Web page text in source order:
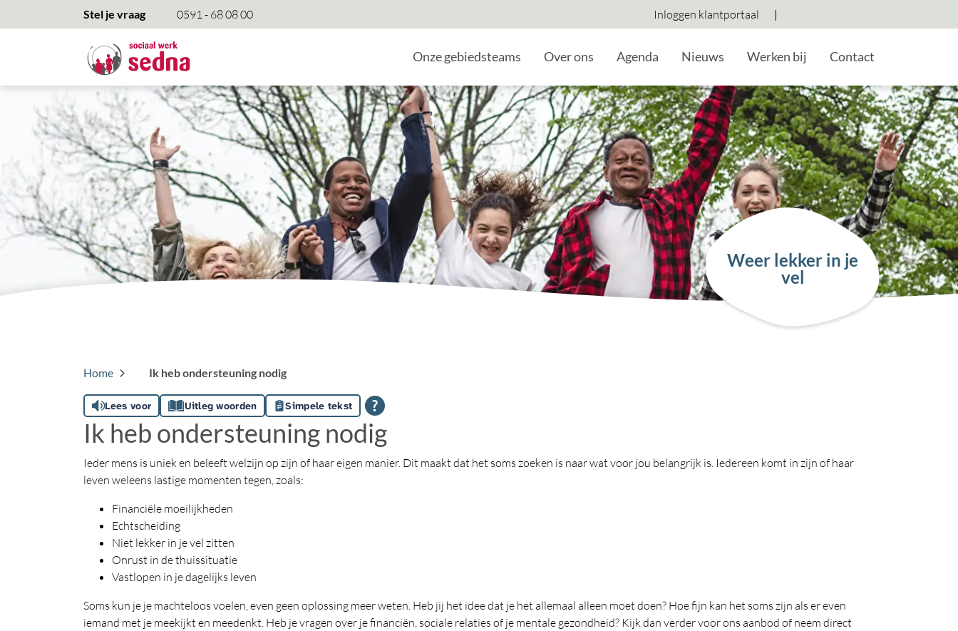
Stel je vraag 0591 - 68 08 00 Inloggen klantportaal
Hoog contrast wisselen
Lettergrootte vergroten
Lettergrootte
HomeOnze gebiedsteams Over ons Agenda Nieuws Werken bij Contact
Weer lekker in je
vel
Home Ik heb ondersteuning nodig
Lees voor Uitleg woorden Simpele tekst
Ik heb ondersteuning nodig
Ieder mens is uniek en beleeft welzijn op zijn of haar eigen manier. Dit maakt dat het soms zoeken is naar wat voor jou belangrijk is. Iedereen komt in zijn of haar
leven weleens lastige momenten tegen, zoals:
Financiële moeilijkheden
Echtscheiding
Niet lekker in je vel zitten
Onrust in de thuissituatie
Vastlopen in je dagelijks leven
Soms kun je je machteloos voelen, even geen oplossing meer weten. Heb jij het idee dat je het allemaal alleen moet doen? Hoe fijn kan het soms zijn als er even
iemand met je meekijkt en meedenkt. Heb je vragen over je financiën, sociale relaties of je mentale gezondheid? Kijk dan verder voor ons aanbod of neem direct